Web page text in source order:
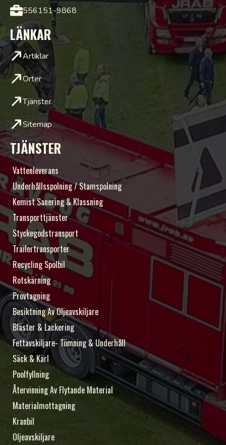
556151-9868
LÄNKAR
Artiklar
Orter
Tjänster
Sitemap
TJÄNSTER
Vattenleverans
Underhållsspolning / Stamspolning
Kemist Sanering & Klassning
Transporttjänster
Styckegodstransport
Trailertransporter
Recycling Spolbil
Rotskärning
Provtagning
Besiktning Av Oljeavskiljare
Bläster & Lackering
Fettavskiljare- Tömning & Underhåll
Säck & Kärl
Poolfyllning
Återvinning Av Flytande Material
Materialmottagning
Kranbil
Oljeavskiljare